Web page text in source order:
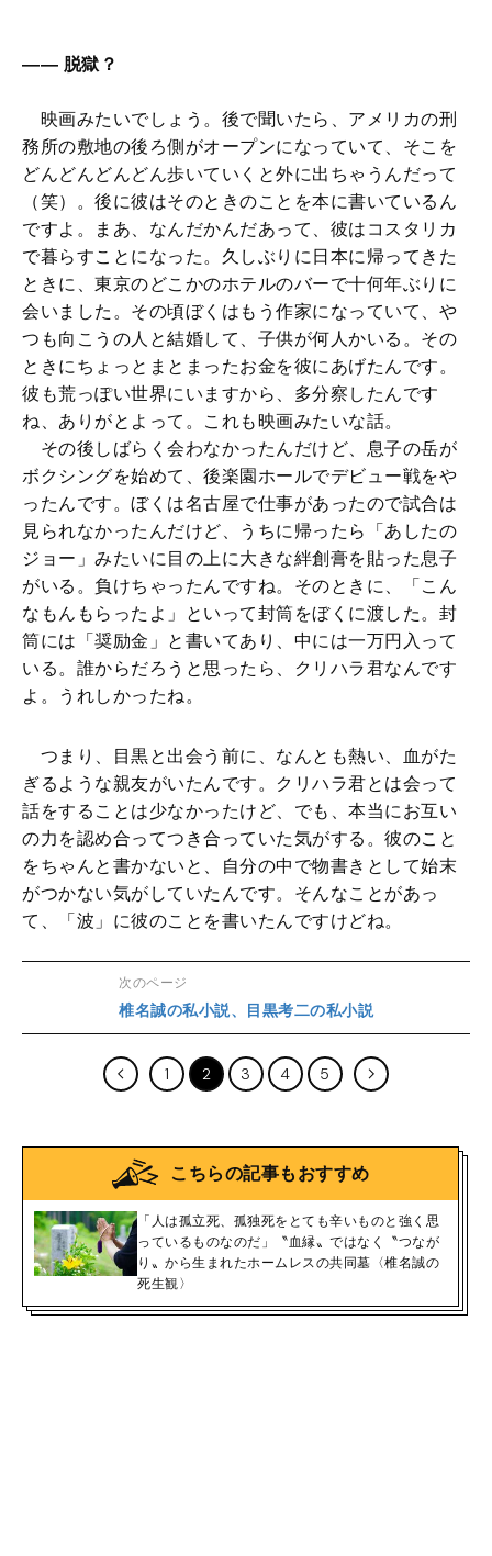
―― 脱獄？
映画みたいでしょう。後で聞いたら、アメリカの刑
務所の敷地の後ろ側がオープンになっていて、そこを
どんどんどんどん歩いていくと外に出ちゃうんだって
（笑）。後に彼はそのときのことを本に書いているん
ですよ。まあ、なんだかんだあって、彼はコスタリカ
で暮らすことになった。久しぶりに日本に帰ってきた
ときに、東京のどこかのホテルのバーで十何年ぶりに
会いました。その頃ぼくはもう作家になっていて、や
つも向こうの人と結婚して、子供が何人かいる。その
ときにちょっとまとまったお金を彼にあげたんです。
彼も荒っぽい世界にいますから、多分察したんです
ね、ありがとよって。これも映画みたいな話。
その後しばらく会わなかったんだけど、息子の岳が
ボクシングを始めて、後楽園ホールでデビュー戦をや
ったんです。ぼくは名古屋で仕事があったので試合は
見られなかったんだけど、うちに帰ったら「あしたの
ジョー」みたいに目の上に大きな絆創膏を貼った息子
がいる。負けちゃったんですね。そのときに、「こん
なもんもらったよ」といって封筒をぼくに渡した。封
筒には「奨励金」と書いてあり、中には一万円入って
いる。誰からだろうと思ったら、クリハラ君なんです
よ。うれしかったね。
つまり、目黒と出会う前に、なんとも熱い、血がた
ぎるような親友がいたんです。クリハラ君とは会って
話をすることは少なかったけど、でも、本当にお互い
の力を認め合ってつき合っていた気がする。彼のこと
をちゃんと書かないと、自分の中で物書きとして始末
がつかない気がしていたんです。そんなことがあっ
て、「波」に彼のことを書いたんですけどね。
次のページ
椎名誠の私小説、目黒考二の私小説
1 2 3 4 5
こちらの記事もおすすめ
「人は孤立死、孤独死をとても辛いものと強く思
っているものなのだ」〝血縁〟ではなく〝つなが
り〟から生まれたホームレスの共同墓〈椎名誠の
死生観〉